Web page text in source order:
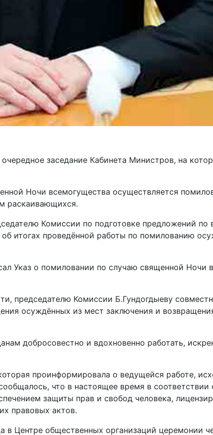
заседание Кабинета Министров, на
Ночи всемогущества осуществляется
раскаивающихся.
Комиссии по подготовке предложений по
итогах проведённой работы по помилованию
Указ о помиловании по случаю священной
председателю Комиссии Б.Гундогдыеву
осуждённых из мест заключения и
добросовестно и вдохновенно работать,
проинформировала о ведущейся работе,
что в настоящее время в
защиты прав и свобод человека,
правовых актов.
Центре общественных организаций церемонии